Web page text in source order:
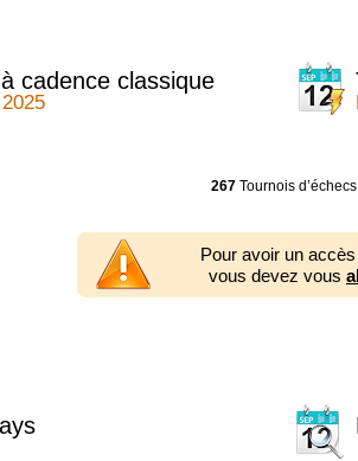
cadence classique
267 Tournois d’échecs
Pour avoir un
vous devez vous